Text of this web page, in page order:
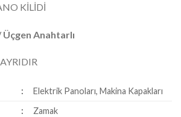
KİLİDİ
Üçgen Anahtarlı
:
Elektrik Panoları, Makina Kapakları
:
Zamak